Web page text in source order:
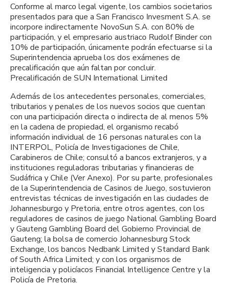
Conforme al marco legal vigente, los cambios societarios
presentados para que a San Francisco Invesment S.A. se
incorpore indirectamente NovoSun S.A. con 80% de
participación, y el empresario austriaco Rudolf Binder con
10% de participación, únicamente podrán efectuarse si la
Superintendencia aprueba los dos exámenes de
precalificación que aún faltan por concluir.
Precalificación de SUN International Limited
Además de los antecedentes personales, comerciales,
tributarios y penales de los nuevos socios que cuentan
con una participación directa o indirecta de al menos 5%
en la cadena de propiedad, el organismo recabó
información individual de 16 personas naturales con la
INTERPOL, Policía de Investigaciones de Chile,
Carabineros de Chile; consultó a bancos extranjeros, y a
instituciones reguladoras tributarias y financieras de
Sudáfrica y Chile (Ver Anexo). Por su parte, profesionales
de la Superintendencia de Casinos de Juego, sostuvieron
entrevistas técnicas de investigación en las ciudades de
Johannesburgo y Pretoria, entre otros agentes, con los
reguladores de casinos de juego National Gambling Board
y Gauteng Gambling Board del Gobierno Provincial de
Gauteng; la bolsa de comercio Johannesburg Stock
Exchange, los bancos Nedbank Limited y Standard Bank
of South Africa Limited; y con los organismos de
inteligencia y policíacos Financial Intelligence Centre y la
Policía de Pretoria.